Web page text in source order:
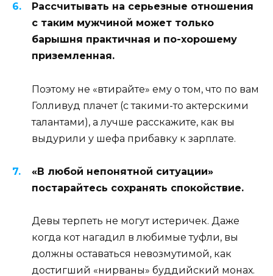
Рассчитывать на серьезные отношения
с таким мужчиной может только
барышня практичная и по-хорошему
приземленная.
Поэтому не «втирайте» ему о том, что по вам
Голливуд плачет (с такими-то актерскими
талантами), а лучше расскажите, как вы
выдурили у шефа прибавку к зарплате.
«В любой непонятной ситуации»
постарайтесь сохранять спокойствие.
Девы терпеть не могут истеричек. Даже
когда кот нагадил в любимые туфли, вы
должны оставаться невозмутимой, как
достигший «нирваны» буддийский монах.